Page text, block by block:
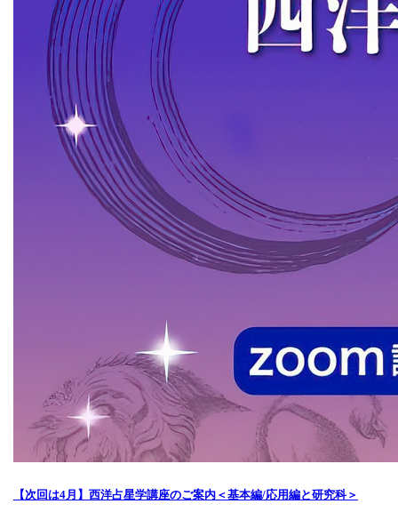
【次回は4月】西洋占星学講座のご案内＜基本編/応用編と研究科＞